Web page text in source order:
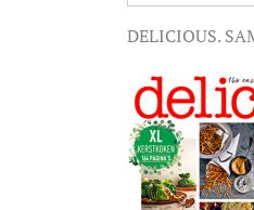
DELICIOUS.